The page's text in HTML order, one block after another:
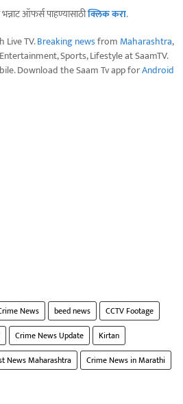
ऑफर्स पाहण्यासाठीक्लिक करा.
Live TV.Breaking newsfrom Maharashtra,
Sports, Lifestyle at SaamTV.
Download the Saam Tv app forAndroid
News beed news
CCTV Footage
Crime News Update
Kirtan
News Maharashtra
Crime News in Marathi